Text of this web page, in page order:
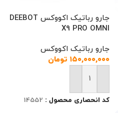
جارو رباتیک اکووکس DEEBOT
X9 PRO OMNI
جارو رباتیک اکووکس
۱۵۰,۰۰۰,۰۰۰ تومان
افزودن به سبد خرید
کد انحصاری محصول : 14552